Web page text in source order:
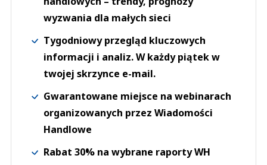
wyzwania dla małych sieci
Tygodniowy przegląd kluczowych
informacji i analiz. W każdy piątek w
twojej skrzynce e-mail.
Gwarantowane miejsce na webinarach
organizowanych przez Wiadomości
Handlowe
Rabat 30% na wybrane raporty WH